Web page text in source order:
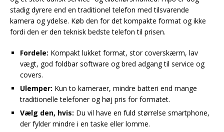
stadig dyrere end en traditionel telefon med tilsvarende
kamera og ydelse. Køb den for det kompakte format og ikke
fordi den er den teknisk bedste telefon til prisen.
Fordele: Kompakt lukket format, stor coverskærm, lav
vægt, god foldbar software og bred adgang til service og
covers.
Ulemper: Kun to kameraer, mindre batteri end mange
traditionelle telefoner og høj pris for formatet.
Vælg den, hvis: Du vil have en fuld størrelse smartphone,
der fylder mindre i en taske eller lomme.